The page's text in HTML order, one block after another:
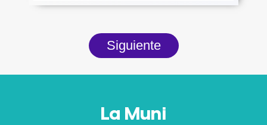
La Muni